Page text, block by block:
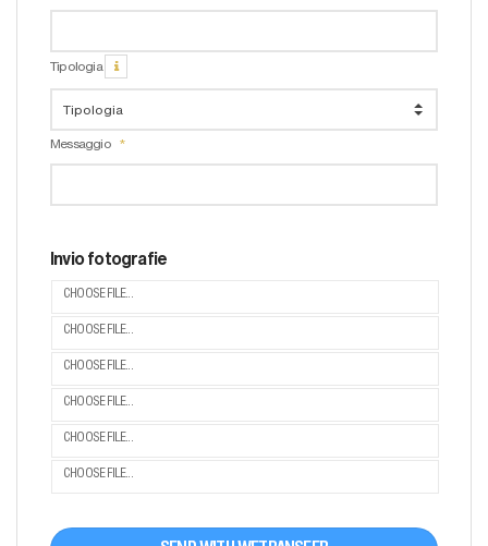
Tipologia
Messaggio
Invio fotografie
CHOOSE FILE...
CHOOSE FILE...
CHOOSE FILE...
CHOOSE FILE...
CHOOSE FILE...
CHOOSE FILE...